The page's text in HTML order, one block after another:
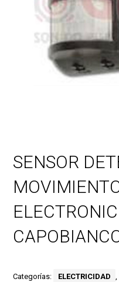
SENSOR
Categorías: ELECTRICIDAD ,